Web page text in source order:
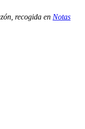
recogida en Notas